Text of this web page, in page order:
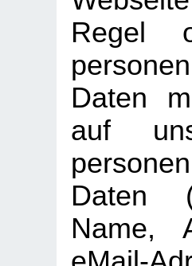
Regel
Daten
auf
Daten
Name,